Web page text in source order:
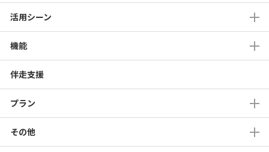
– 氏名、所属に関する情報（会社名・部署名等）、役職名、連絡先
（住所・電話番号・ FAX 番号・Eメールアドレス）等
共同して利用する者の範囲
– 株式会社サイダスと株式会社Works Human Intelligence
共同して利用する者の利用目的
– 前掲「個人情報の利用目的」に定めた利用目的に同じ
– 株式会社サイダス 個人情報保護管理者
東京都港区芝2-1-33
代表取締役 松田 晋
活用シーン
機能
伴走支援
プラン
その他